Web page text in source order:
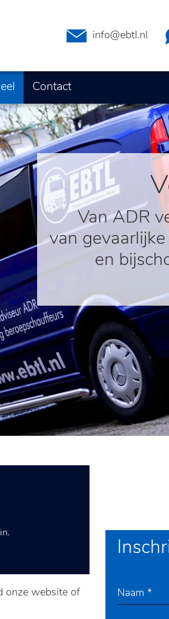
info@ebtl.nl
Contact
Van ADR
van
en
onze website of